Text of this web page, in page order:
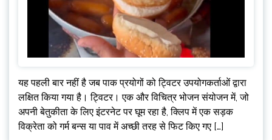
यह पहली बार नहीं है जब पाक प्रयोगों को ट्विटर उपयोगकर्ताओं द्वारा
लक्षित किया गया है। ट्विटर। एक और विचित्र भोजन संयोजन में, जो
अपनी बेतुकीता के लिए इंटरनेट पर घूम रहा है, क्लिप में एक सड़क
विक्रेता को गर्म बन्स या पाव में अच्छी तरह से फिट किए गए […]